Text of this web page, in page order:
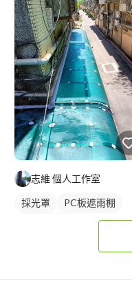
志維 個人工作室
採光罩
PC板遮雨棚